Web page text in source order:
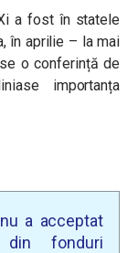
a fost în statele
în aprilie – la mai
o conferință de
importanța
a acceptat
fonduri